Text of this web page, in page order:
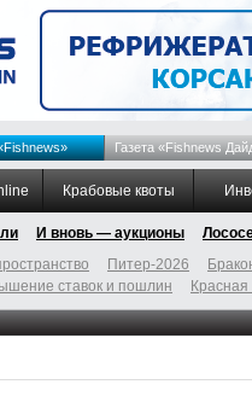
Газета «Fishnews
Крабовые квоты
И вновь — аукционы
Питер-2026
ставок и пошлин